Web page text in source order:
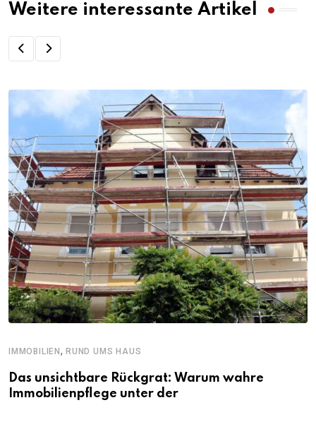
Weitere interessante Artikel
IMMOBILIEN , RUND UMS HAUS
Das unsichtbare Rückgrat: Warum wahre
Immobilienpflege unter der